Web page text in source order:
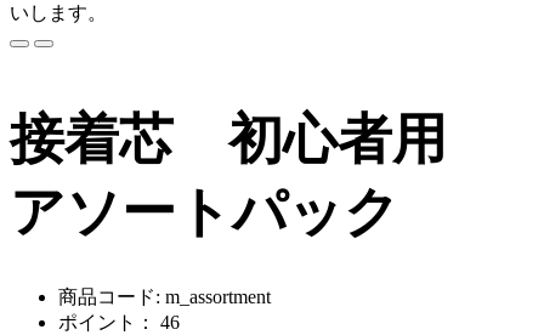
いします。
接着芯 初心者用
アソートパック
商品コード: m_assortment
ポイント： 46